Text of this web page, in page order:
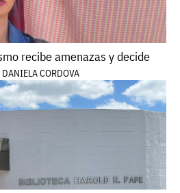
recibe amenazas y decide
DANIELA CORDOVA